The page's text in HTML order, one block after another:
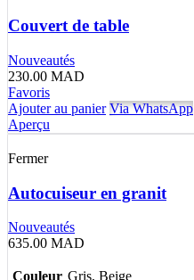
Couvert de table
Nouveautés
230.00 MAD
Favoris
Ajouter au panier Via WhatsApp
Aperçu
Fermer
Autocuiseur en granit
Nouveautés
635.00 MAD
Couleur Gris, Beige